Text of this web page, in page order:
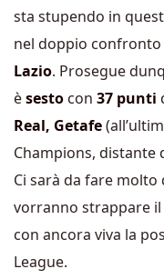
sta stupendo in
nel doppio confronto
Lazio. Prosegue
èsesto con 37 punti
Real, Getafe
Champions, distante
Ci sarà da fare molto
vorranno strappare il
con ancora viva la
League.